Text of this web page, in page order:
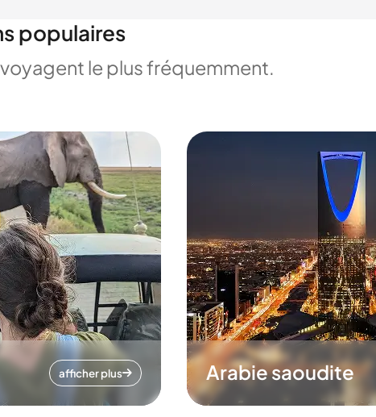
populaires
le plus fréquemment.
afficher plus Arabie saoudite